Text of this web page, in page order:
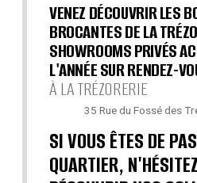
VENEZ DÉCOUVRIR LES
BROCANTES DE LA
SHOWROOMS PRIVÉS
L'ANNÉE SUR RENDEZ-
À LA TRÉZORERIE
35 Rue du Fossé des
SI VOUS ÊTES DE
QUARTIER,